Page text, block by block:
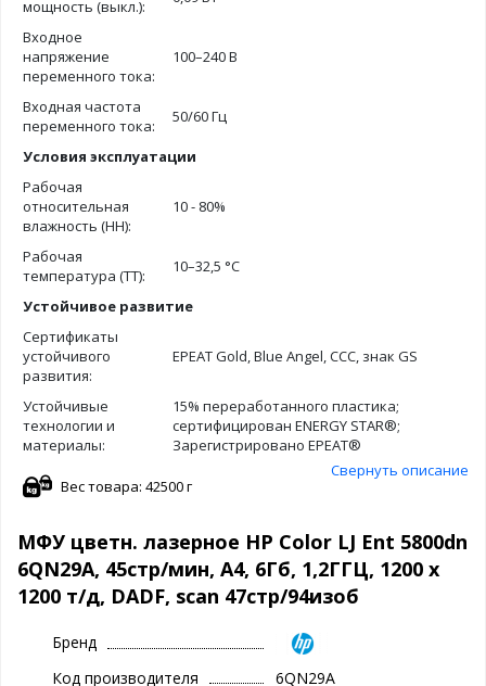
мощность (выкл.):
Входное
напряжение
переменного тока:
100–240 В
Входная частота
переменного тока:
50/60 Гц
Условия эксплуатации
Рабочая
относительная
влажность (HH):
10 - 80%
Рабочая
температура (ТТ):
10–32,5 °С
Устойчивое развитие
Сертификаты
устойчивого
развития:
EPEAT Gold, Blue Angel, CCC, знак GS
Устойчивые
технологии и
материалы:
15% переработанного пластика;
сертифицирован ENERGY STAR®;
Зарегистрировано EPEAT®
Свернуть описание
Вес товара: 42500 г
МФУ цветн. лазерное HP Color LJ Ent 5800dn
6QN29A, 45стр/мин, А4, 6Гб, 1,2ГГЦ, 1200 х
1200 т/д, DADF, scan 47стр/94изоб
Бренд
Код производителя
6QN29A